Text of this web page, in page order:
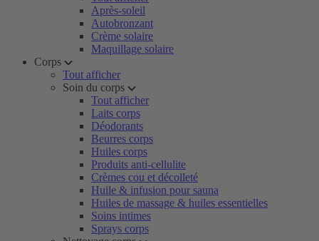
Après-soleil
Autobronzant
Crème solaire
Maquillage solaire
Corps
Tout afficher
Soin du corps
Tout afficher
Laits corps
Déodorants
Beurres corps
Huiles corps
Produits anti-cellulite
Crèmes cou et décolleté
Huile & infusion pour sauna
Huiles de massage & huiles essentielles
Soins intimes
Sprays corps